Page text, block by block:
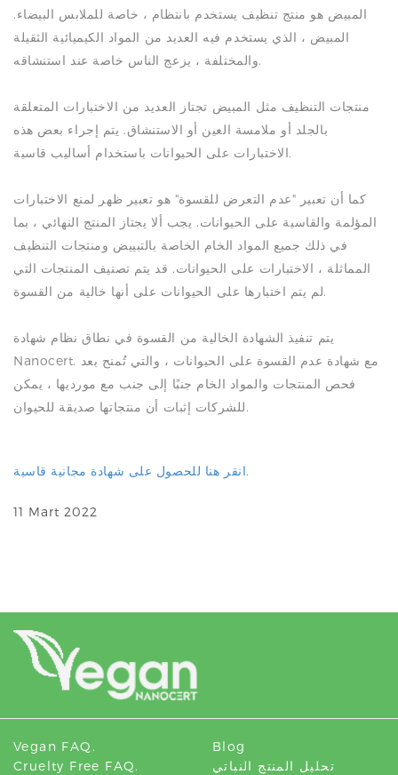
المبيض هو منتج تنظيف يستخدم بانتظام ، خاصة للملابس البيضاء.
المبيض ، الذي يستخدم فيه العديد من المواد الكيميائية الثقيلة
والمختلفة ، يزعج الناس خاصة عند استنشاقه.
منتجات التنظيف مثل المبيض تجتاز العديد من الاختبارات المتعلقة
بالجلد أو ملامسة العين أو الاستنشاق. يتم إجراء بعض هذه
الاختبارات على الحيوانات باستخدام أساليب قاسية.
كما أن تعبير "عدم التعرض للقسوة" هو تعبير ظهر لمنع الاختبارات
المؤلمة والقاسية على الحيوانات. يجب ألا يجتاز المنتج النهائي ، بما
في ذلك جميع المواد الخام الخاصة بالتبييض ومنتجات التنظيف
المماثلة ، الاختبارات على الحيوانات. قد يتم تصنيف المنتجات التي
لم يتم اختبارها على الحيوانات على أنها خالية من القسوة.
يتم تنفيذ الشهادة الخالية من القسوة في نطاق نظام شهادة
Nanocert. مع شهادة عدم القسوة على الحيوانات ، والتي تُمنح بعد
فحص المنتجات والمواد الخام جنبًا إلى جنب مع مورديها ، يمكن
للشركات إثبات أن منتجاتها صديقة للحيوان.
انقر هنا للحصول على شهادة مجانية قاسية.
11 Mart 2022
Vegan FAQ.
Cruelty Free FAQ.
Blog
تحليل المنتج النباتي